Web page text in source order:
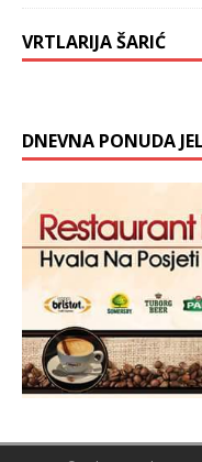
VRTLARIJA ŠARIĆ
DNEVNA PONUDA